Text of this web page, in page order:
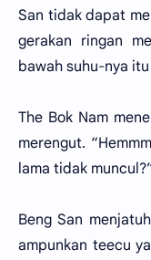
San tidak dapat
gerakan ringan
bawah suhu-nya
The Bok Nam
merengut.
lama tidak
Beng San
ampunkan teecu